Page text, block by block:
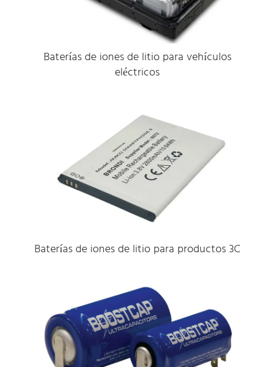
Baterías de iones de litio para vehículos
eléctricos
Baterías de iones de litio para productos 3C